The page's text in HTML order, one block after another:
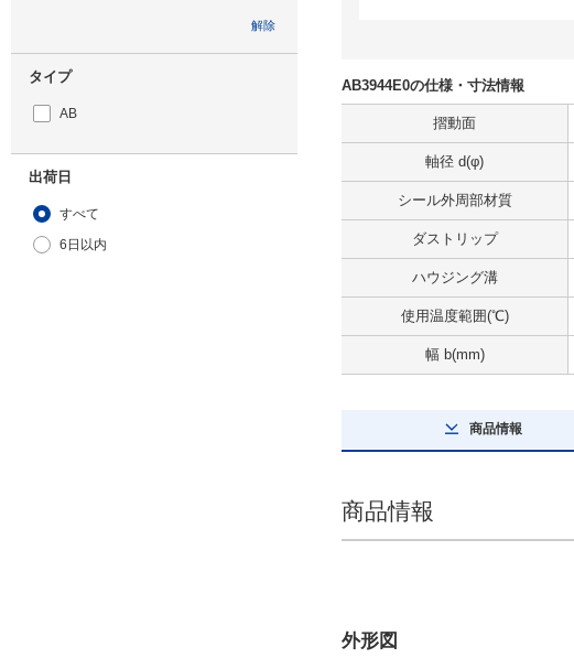
解除
タイプ
AB
出荷日
すべて
6日以内
AB3944E0の仕様・寸法情報
摺動面
軸径 d(φ)
シール外周部材質
ダストリップ
ハウジング溝
使用温度範囲(℃)
幅 b(mm)
商品情報
商品情報
外形図